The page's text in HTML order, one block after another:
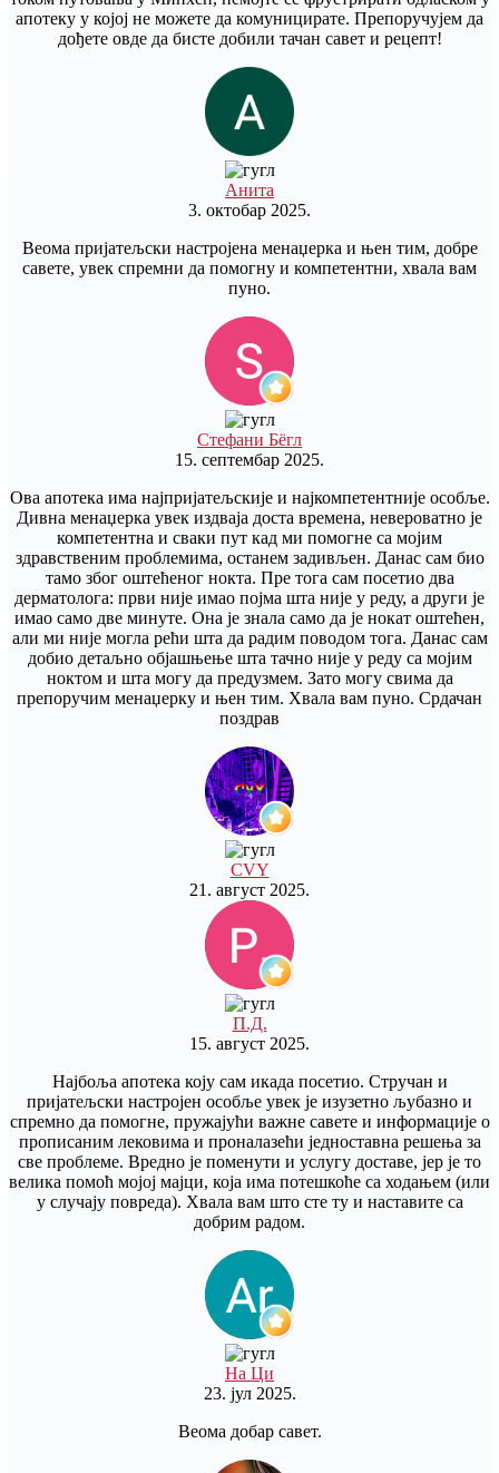
апотеку у којој не можете да комуницирате. Препоручујем да
дођете овде да бисте добили тачан савет и рецепт!
Анита
3. октобар 2025.
Веома пријатељски настројена менаџерка и њен тим, добре
савете, увек спремни да помогну и компетентни, хвала вам
пуно.
Стефани Бёгл
15. септембар 2025.
Ова апотека има најпријатељскије и најкомпетентније особље.
Дивна менаџерка увек издваја доста времена, невероватно је
компетентна и сваки пут кад ми помогне са мојим
здравственим проблемима, останем задивљен. Данас сам био
тамо због оштећеног нокта. Пре тога сам посетио два
дерматолога: први није имао појма шта није у реду, а други је
имао само две минуте. Она је знала само да је нокат оштећен,
али ми није могла рећи шта да радим поводом тога. Данас сам
добио детаљно објашњење шта тачно није у реду са мојим
ноктом и шта могу да предузмем. Зато могу свима да
препоручим менаџерку и њен тим. Хвала вам пуно. Срдачан
поздрав
CVY
21. август 2025.
П.Д.
15. август 2025.
Најбоља апотека коју сам икада посетио. Стручан и
пријатељски настројен особље увек је изузетно љубазно и
спремно да помогне, пружајући важне савете и информације о
прописаним лековима и проналазећи једноставна решења за
све проблеме. Вредно је поменути и услугу доставе, јер је то
велика помоћ мојој мајци, која има потешкоће са ходањем (или
у случају повреда). Хвала вам што сте ту и наставите са
добрим радом.
На Ци
23. јул 2025.
Веома добар савет.